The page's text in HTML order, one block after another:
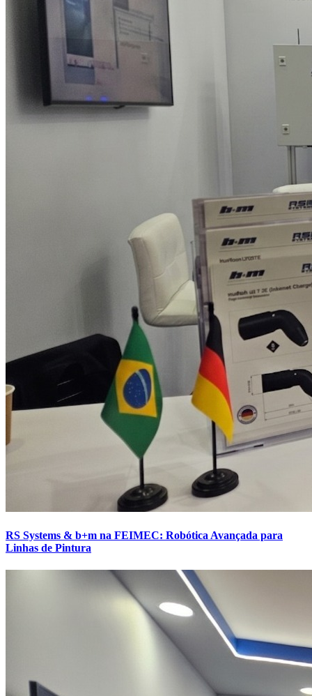
RS Systems & b+m na FEIMEC: Robótica Avançada para
Linhas de Pintura